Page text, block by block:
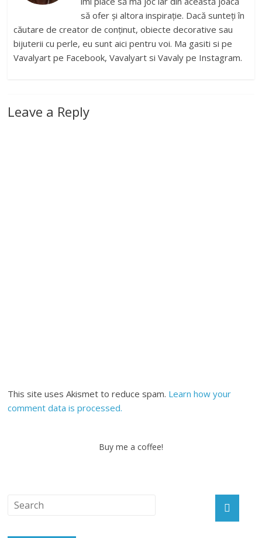
să ofer și altora inspirație. Dacă sunteți în
căutare de creator de conținut, obiecte decorative sau
bijuterii cu perle, eu sunt aici pentru voi. Ma gasiti si pe
Vavalyart pe Facebook, Vavalyart si Vavaly pe Instagram.
Leave a Reply
This site uses Akismet to reduce spam. Learn how your
comment data is processed.
Buy me a coffee!